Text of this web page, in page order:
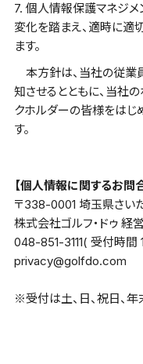
7. 個人情報保護マネジメ
変化を踏まえ、適時に適
ます。
本方針は、当社の従業
知させるとともに、当社
クホルダーの皆様をはじ
す。
【個人情報に関するお問
〒338-0001 埼玉県さい
株式会社ゴルフ・ドゥ
048-851-3111( 受付時
privacy@golfdo.com
※受付は土、日、祝日、年